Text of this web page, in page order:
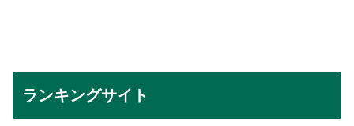
ランキングサイト